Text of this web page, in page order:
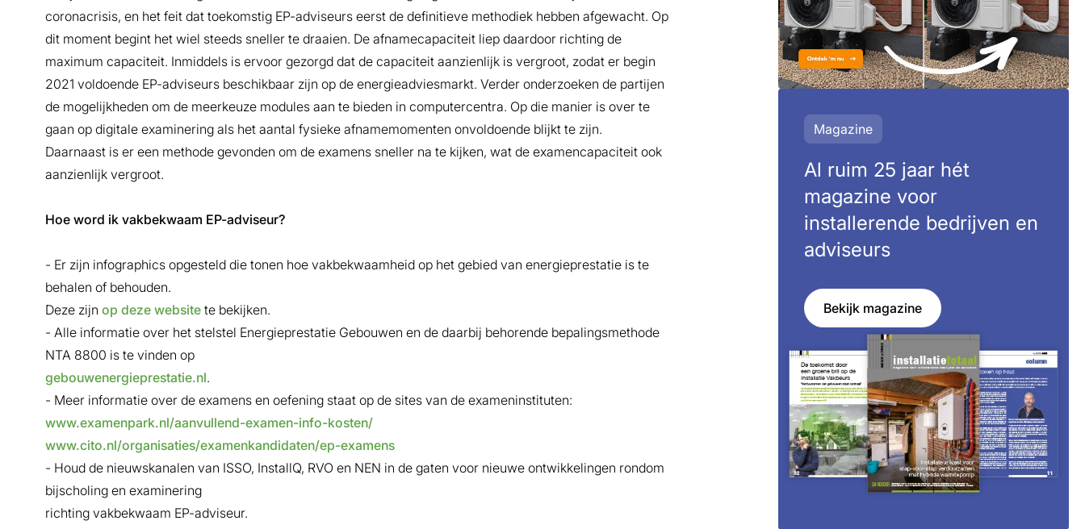
coronacrisis, en het feit dat toekomstig EP-adviseurs eerst de definitieve methodiek hebben afgewacht. Op
dit moment begint het wiel steeds sneller te draaien. De afnamecapaciteit liep daardoor richting de
maximum capaciteit. Inmiddels is ervoor gezorgd dat de capaciteit aanzienlijk is vergroot, zodat er begin
2021 voldoende EP-adviseurs beschikbaar zijn op de energieadviesmarkt. Verder onderzoeken de partijen
de mogelijkheden om de meerkeuze modules aan te bieden in computercentra. Op die manier is over te
gaan op digitale examinering als het aantal fysieke afnamemomenten onvoldoende blijkt te zijn.
Daarnaast is er een methode gevonden om de examens sneller na te kijken, wat de examencapaciteit ook
aanzienlijk vergroot.
Hoe word ik vakbekwaam EP-adviseur?
- Er zijn infographics opgesteld die tonen hoe vakbekwaamheid op het gebied van energieprestatie is te
behalen of behouden.
Deze zijn op deze website te bekijken.
- Alle informatie over het stelstel Energieprestatie Gebouwen en de daarbij behorende bepalingsmethode
NTA 8800 is te vinden op
gebouwenergieprestatie.nl.
- Meer informatie over de examens en oefening staat op de sites van de exameninstituten:
www.examenpark.nl/aanvullend-examen-info-kosten/
www.cito.nl/organisaties/examenkandidaten/ep-examens
- Houd de nieuwskanalen van ISSO, InstallQ, RVO en NEN in de gaten voor nieuwe ontwikkelingen rondom
bijscholing en examinering
richting vakbekwaam EP-adviseur.
Magazine
Al ruim 25 jaar hét
magazine voor
installerende bedrijven en
adviseurs
Bekijk magazine